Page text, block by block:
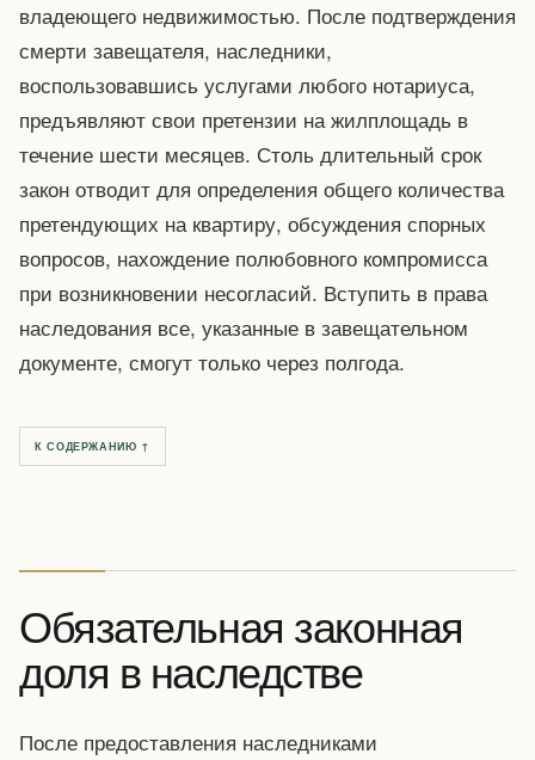
владеющего недвижимостью. После подтверждения
смерти завещателя, наследники,
воспользовавшись услугами любого нотариуса,
предъявляют свои претензии на жилплощадь в
течение шести месяцев. Столь длительный срок
закон отводит для определения общего количества
претендующих на квартиру, обсуждения спорных
вопросов, нахождение полюбовного компромисса
при возникновении несогласий. Вступить в права
наследования все, указанные в завещательном
документе, смогут только через полгода.
К СОДЕРЖАНИЮ ↑
Обязательная законная
доля в наследстве
После предоставления наследниками